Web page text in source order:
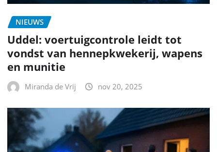
NIEUWS
Uddel: voertuigcontrole leidt tot
vondst van hennepkwekerij, wapens
en munitie
Miranda de Vrij nov 20, 2025